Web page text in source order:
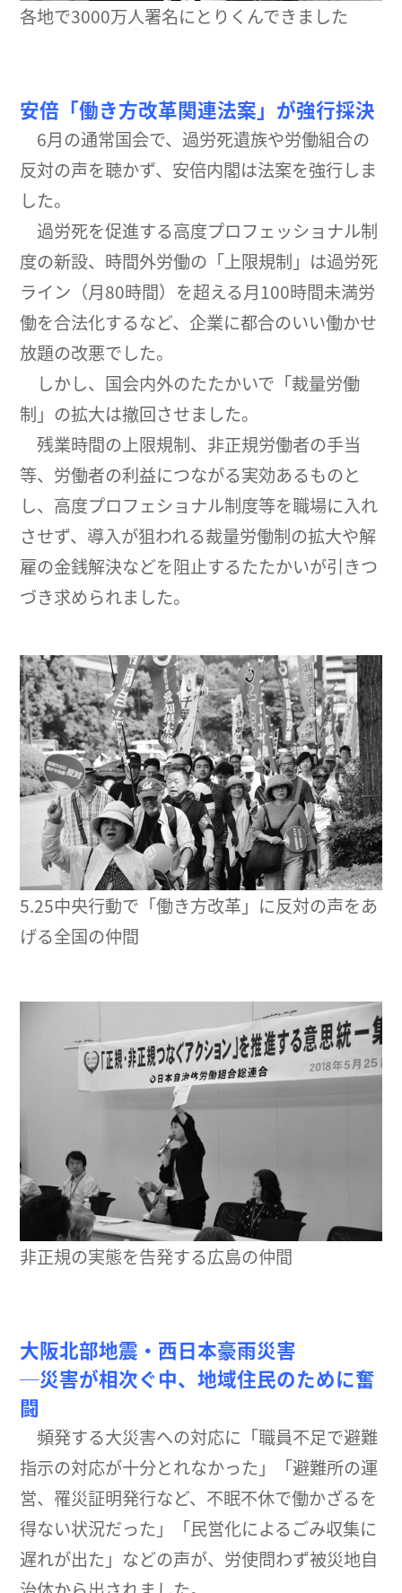
各地で3000万人署名にとりくんできました
安倍「働き方改革関連法案」が強行採決
6月の通常国会で、過労死遺族や労働組合の
反対の声を聴かず、安倍内閣は法案を強行しま
した。
過労死を促進する高度プロフェッショナル制
度の新設、時間外労働の「上限規制」は過労死
ライン（月80時間）を超える月100時間未満労
働を合法化するなど、企業に都合のいい働かせ
放題の改悪でした。
しかし、国会内外のたたかいで「裁量労働
制」の拡大は撤回させました。
残業時間の上限規制、非正規労働者の手当
等、労働者の利益につながる実効あるものと
し、高度プロフェショナル制度等を職場に入れ
させず、導入が狙われる裁量労働制の拡大や解
雇の金銭解決などを阻止するたたかいが引きつ
づき求められました。
5.25中央行動で「働き方改革」に反対の声をあ
げる全国の仲間
非正規の実態を告発する広島の仲間
大阪北部地震・西日本豪雨災害
─災害が相次ぐ中、地域住民のために奮
闘
頻発する大災害への対応に「職員不足で避難
指示の対応が十分とれなかった」「避難所の運
営、罹災証明発行など、不眠不休で働かざるを
得ない状況だった」「民営化によるごみ収集に
遅れが出た」などの声が、労使問わず被災地自